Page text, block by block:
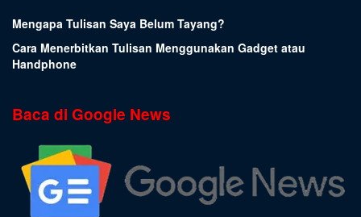
Mengapa Tulisan Saya Belum Tayang?
Cara Menerbitkan Tulisan Menggunakan Gadget atau
Handphone
Baca di Google News